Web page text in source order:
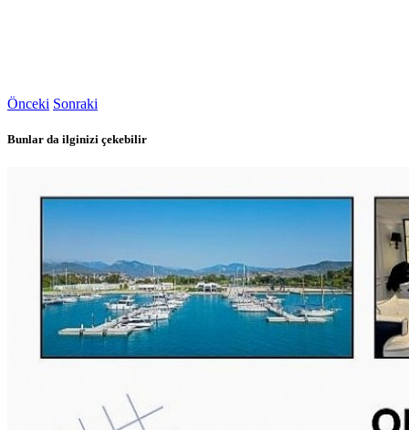
Önceki Sonraki
Bunlar da ilginizi çekebilir